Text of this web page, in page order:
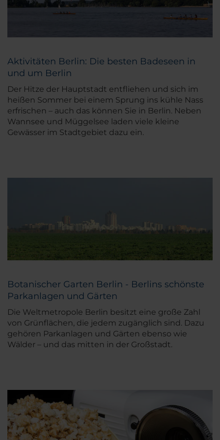
Aktivitäten Berlin: Die besten Badeseen in
und um Berlin
Der Hitze der Hauptstadt entfliehen und sich im
heißen Sommer bei einem Sprung ins kühle Nass
erfrischen – auch das können Sie in Berlin. Neben
Wannsee und Müggelsee laden viele kleine
Gewässer im Stadtgebiet dazu ein.
Botanischer Garten Berlin - Berlins schönste
Parkanlagen und Gärten
Die Weltmetropole Berlin besitzt eine große Zahl
von Grünflächen, die jedem zugänglich sind. Dazu
gehören Parkanlagen und Gärten ebenso wie
Wälder – und das mitten in der Großstadt.